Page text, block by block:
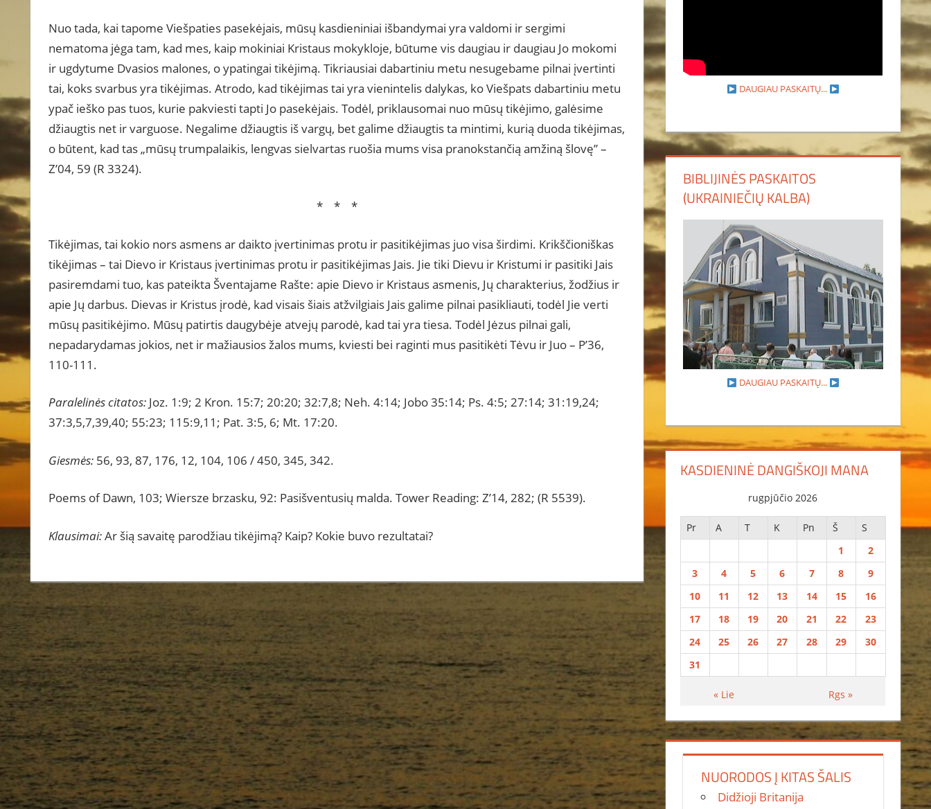
Nuo tada, kai tapome Viešpaties pasekėjais, mūsų kasdieniniai išbandymai yra valdomi ir sergimi
nematoma jėga tam, kad mes, kaip mokiniai Kristaus mokykloje, būtume vis daugiau ir daugiau Jo mokomi
ir ugdytume Dvasios malones, o ypatingai tikėjimą. Tikriausiai dabartiniu metu nesugebame pilnai įvertinti
tai, koks svarbus yra tikėjimas. Atrodo, kad tikėjimas tai yra vienintelis dalykas, ko Viešpats dabartiniu metu
ypač ieško pas tuos, kurie pakviesti tapti Jo pasekėjais. Todėl, priklausomai nuo mūsų tikėjimo, galėsime
džiaugtis net ir varguose. Negalime džiaugtis iš vargų, bet galime džiaugtis ta mintimi, kurią duoda tikėjimas,
o būtent, kad tas „mūsų trumpalaikis, lengvas sielvartas ruošia mums visa pranokstančią amžiną šlovę” –
Z’04, 59 (R 3324).
* * *
Tikėjimas, tai kokio nors asmens ar daikto įvertinimas protu ir pasitikėjimas juo visa širdimi. Krikščioniškas
tikėjimas – tai Dievo ir Kristaus įvertinimas protu ir pasitikėjimas Jais. Jie tiki Dievu ir Kristumi ir pasitiki Jais
pasiremdami tuo, kas pateikta Šventajame Rašte: apie Dievo ir Kristaus asmenis, Jų charakterius, žodžius ir
apie Jų darbus. Dievas ir Kristus įrodė, kad visais šiais atžvilgiais Jais galime pilnai pasikliauti, todėl Jie verti
mūsų pasitikėjimo. Mūsų patirtis daugybėje atvejų parodė, kad tai yra tiesa. Todėl Jėzus pilnai gali,
nepadarydamas jokios, net ir mažiausios žalos mums, kviesti bei raginti mus pasitikėti Tėvu ir Juo – P’36,
110-111.
Paralelinės citatos: Joz. 1:9; 2 Kron. 15:7; 20:20; 32:7,8; Neh. 4:14; Jobo 35:14; Ps. 4:5; 27:14; 31:19,24;
37:3,5,7,39,40; 55:23; 115:9,11; Pat. 3:5, 6; Mt. 17:20.
Giesmės: 56, 93, 87, 176, 12, 104, 106 / 450, 345, 342.
Poems of Dawn, 103; Wiersze brzasku, 92: Pasišventusių malda. Tower Reading: Z’14, 282; (R 5539).
Klausimai:Ar šią savaitę parodžiau tikėjimą? Kaip? Kokie buvo rezultatai?
DAUGIAU PASKAITŲ...
BIBLIJINĖS PASKAITOS
(UKRAINIEČIŲ KALBA)
DAUGIAU PASKAITŲ...
KASDIENINĖ DANGIŠKOJI MANA
rugpjūčio 2026
Pr A T K Pn Š
S
1
2
3
4 5 6 7 8
9
10
11 12 13 14 15
16
17
18 19 20 21 22
23
24
25 26 27 28 29
30
31
« Lie Rgs »
NUORODOS Į KITAS ŠALIS
Didžioji Britanija